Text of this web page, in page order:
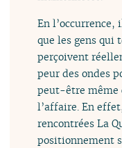
En l’occurrence,
que les gens qui
perçoivent
peur des ondes
peut-être même
l’affaire. En
rencontrées La
positionnement